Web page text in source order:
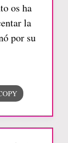
os ha
la
por su